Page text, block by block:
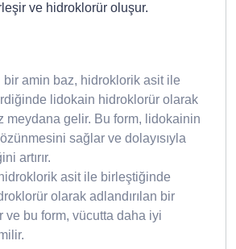
ve hidroklorür oluşur.
bir amin baz, hidroklorik asit ile
lidokain hidroklorür olarak
meydana gelir. Bu form, lidokainin
sağlar ve dolayısıyla
artırır.
asit ile birleştiğinde
olarak adlandırılan bir
ve bu form, vücutta daha iyi